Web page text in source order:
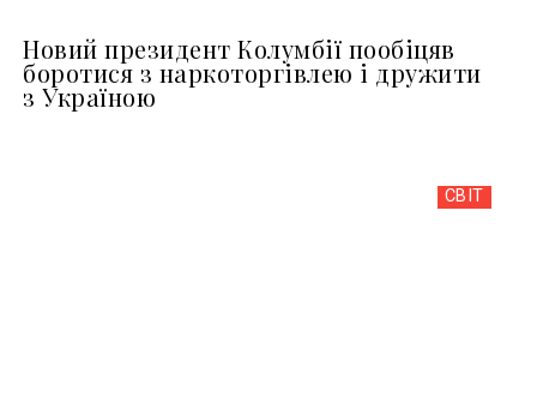
Новий президент Колумбії пообіцяв
боротися з наркоторгівлею і дружити
з Україною
СВІТ